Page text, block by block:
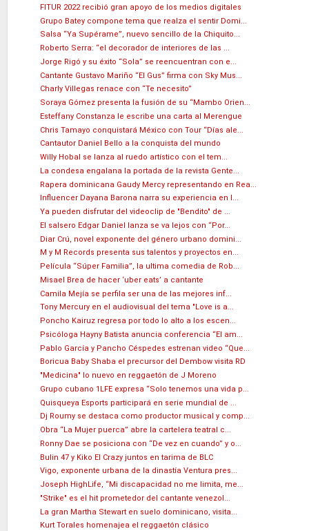
FITUR 2022 recibió gran apoyo de los medios digitales
Grupo Batey compone tema que realza el sentir Domi...
Salsa “Ya Supérame”, nuevo sencillo de la Chiquito...
Roberto Serra: “el decorador de interiores de las ...
Jorge Rigó y su éxito “Sola” se reencuentran con e...
Cantante Gustavo Mariño “El Gus” firma con Sky Mus...
Charly Villegas renace con “Te necesito”
Soraya Gómez presenta la fusión de su “Mambo Orien...
Esteffany Constanza le escribe una carta al Merengue
Chris Tamayo conquistará México con Tour “Días ale...
Cantautor Daniel Bello a la conquista del mundo
Willy Hobal se lanza al ruedo artístico con el tem...
La condesa engalana la portada de la revista Gente...
Rapera dominicana Gaudy Mercy representando en Rea...
Influencer Dayana Barona narra su experiencia en l...
Ya pueden disfrutar del videoclip de "Bendito" de ...
El salsero Edgar Daniel lanza se va lejos con “Por...
Diar Crú, novel exponente del género urbano domini...
M y M Records presenta sus talentos y proyectos en...
Película “Súper Familia”, la ultima comedia de Rob...
Misael Brea de hacer ‘uber eats’ a cantante
Camila Mejía se perfila ser una de las mejores inf...
Tony Mercury en el audiovisual del tema "Love is a...
Poncho Kairuz regresa por todo lo alto a los escen...
Psicóloga Hayny Batista anuncia conferencia “El am...
Pablo García y Pancho Céspedes estrenan video “Que...
Boricua Baby Shaba el precursor del Dembow visita RD
"Medicina" lo nuevo en reggaetón de J Moreno
Grupo cubano 1LFE expresa “Solo tenemos una vida p...
Quisqueya Esports participará en serie mundial de ...
Dj Roumy se destaca como productor musical y comp...
Obra “La Mujer puerca” abre la cartelera teatral c...
Ronny Dae se posiciona con “De vez en cuando” y o...
Bulin 47 y Kiko El Crazy juntos en tarima de BLC
Vigo, exponente urbana de la dinastía Ventura pres...
Joseph HighLife, “Mi discapacidad no me limita, me...
"Strike" es el hit prometedor del cantante venezol...
La gran Martha Stewart en suelo dominicano, visita...
Kurt Torales homenajea el reggaetón clásico